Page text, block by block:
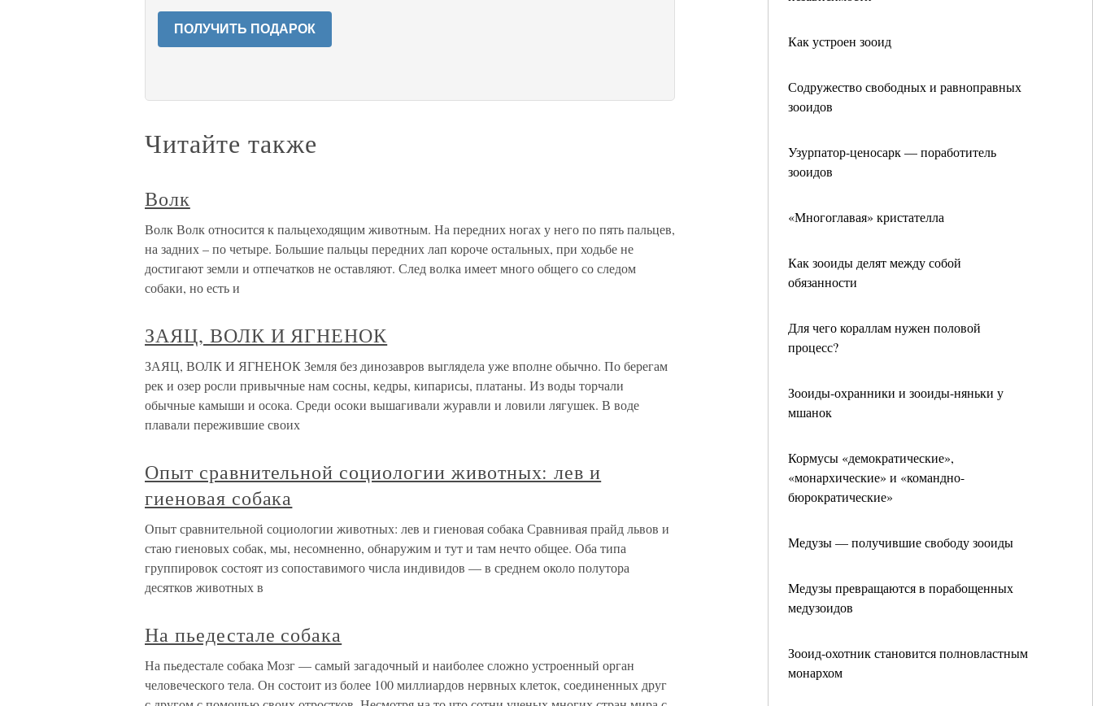
Как устроен зооид
Содружество свободных и равноправных
зооидов
Узурпатор-ценосарк — поработитель
зооидов
«Многоглавая» кристателла
Как зооиды делят между собой
обязанности
Для чего кораллам нужен половой
процесс?
Зооиды-охранники и зооиды-няньки у
мшанок
Кормусы «демократические»,
«монархические» и «командно-
бюрократические»
Медузы — получившие свободу зооиды
Медузы превращаются в порабощенных
медузоидов
Зооид-охотник становится полновластным
монархом
ПОЛУЧИТЬ ПОДАРОК
Читайте также
Волк
Волк Волк относится к пальцеходящим животным. На передних ногах у него по пять пальцев,
на задних – по четыре. Большие пальцы передних лап короче остальных, при ходьбе не
достигают земли и отпечатков не оставляют. След волка имеет много общего со следом
собаки, но есть и
ЗАЯЦ, ВОЛК И ЯГНЕНОК
ЗАЯЦ, ВОЛК И ЯГНЕНОК Земля без динозавров выглядела уже вполне обычно. По берегам
рек и озер росли привычные нам сосны, кедры, кипарисы, платаны. Из воды торчали
обычные камыши и осока. Среди осоки вышагивали журавли и ловили лягушек. В воде
плавали пережившие своих
Опыт сравнительной социологии животных: лев и
гиеновая собака
Опыт сравнительной социологии животных: лев и гиеновая собака Сравнивая прайд львов и
стаю гиеновых собак, мы, несомненно, обнаружим и тут и там нечто общее. Оба типа
группировок состоят из сопоставимого числа индивидов — в среднем около полутора
десятков животных в
На пьедестале собака
На пьедестале собака Мозг — самый загадочный и наиболее сложно устроенный орган
человеческого тела. Он состоит из более 100 миллиардов нервных клеток, соединенных друг